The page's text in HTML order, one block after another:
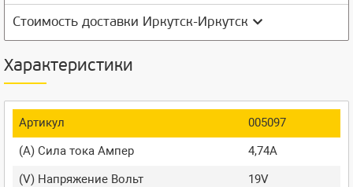
Стоимость доставки Иркутск-Иркутск
Характеристики
Артикул
005097
(A) Сила тока Ампер
4,74A
(V) Напряжение Вольт
19V